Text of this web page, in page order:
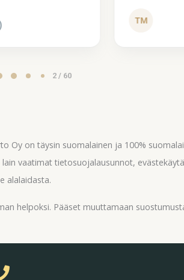
TM
2 / 60
on täysin suomalainen ja 100%
vaatimat tietosuojalausunnot,
alalaidasta.
helpoksi. Pääset muuttamaan